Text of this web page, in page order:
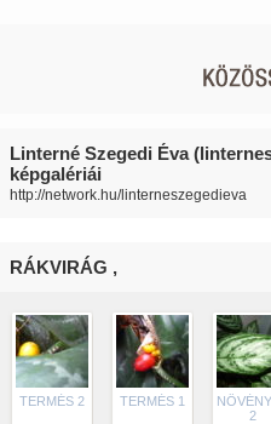
Linterné Szegedi Éva
képgalériái
http://network.hu/linterneszegedieva
RÁKVIRÁG ,
TERMÉS 2 TERMÉS 1
2